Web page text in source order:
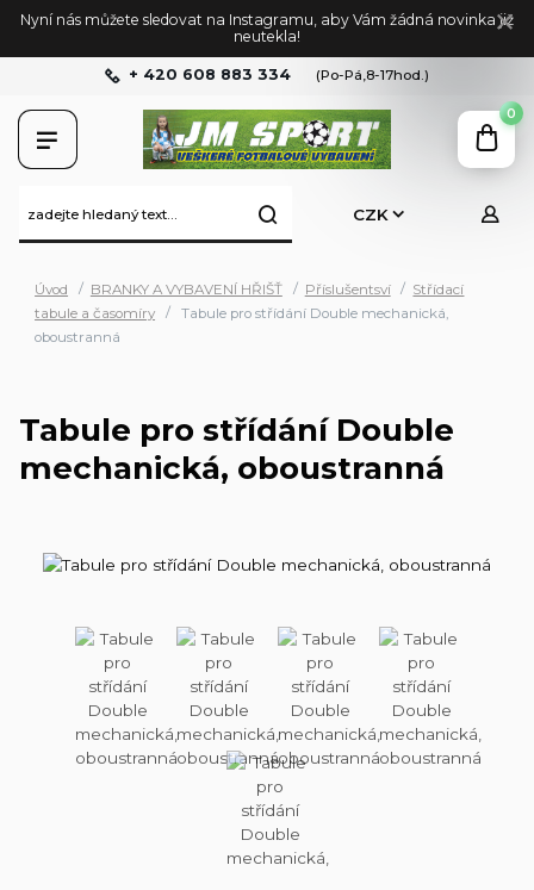
Nyní nás můžete sledovat na Instagramu, aby Vám žádná novinka již
neutekla!
CZK
+ 420 608 883 334 (Po-Pá,8-17hod.)
0
Úvod BRANKY A VYBAVENÍ HŘIŠŤ Příslušentsví
Střídací
tabule a časomíry
Tabule pro střídání Double mechanická,
oboustranná
Tabule pro střídání Double
mechanická, oboustranná